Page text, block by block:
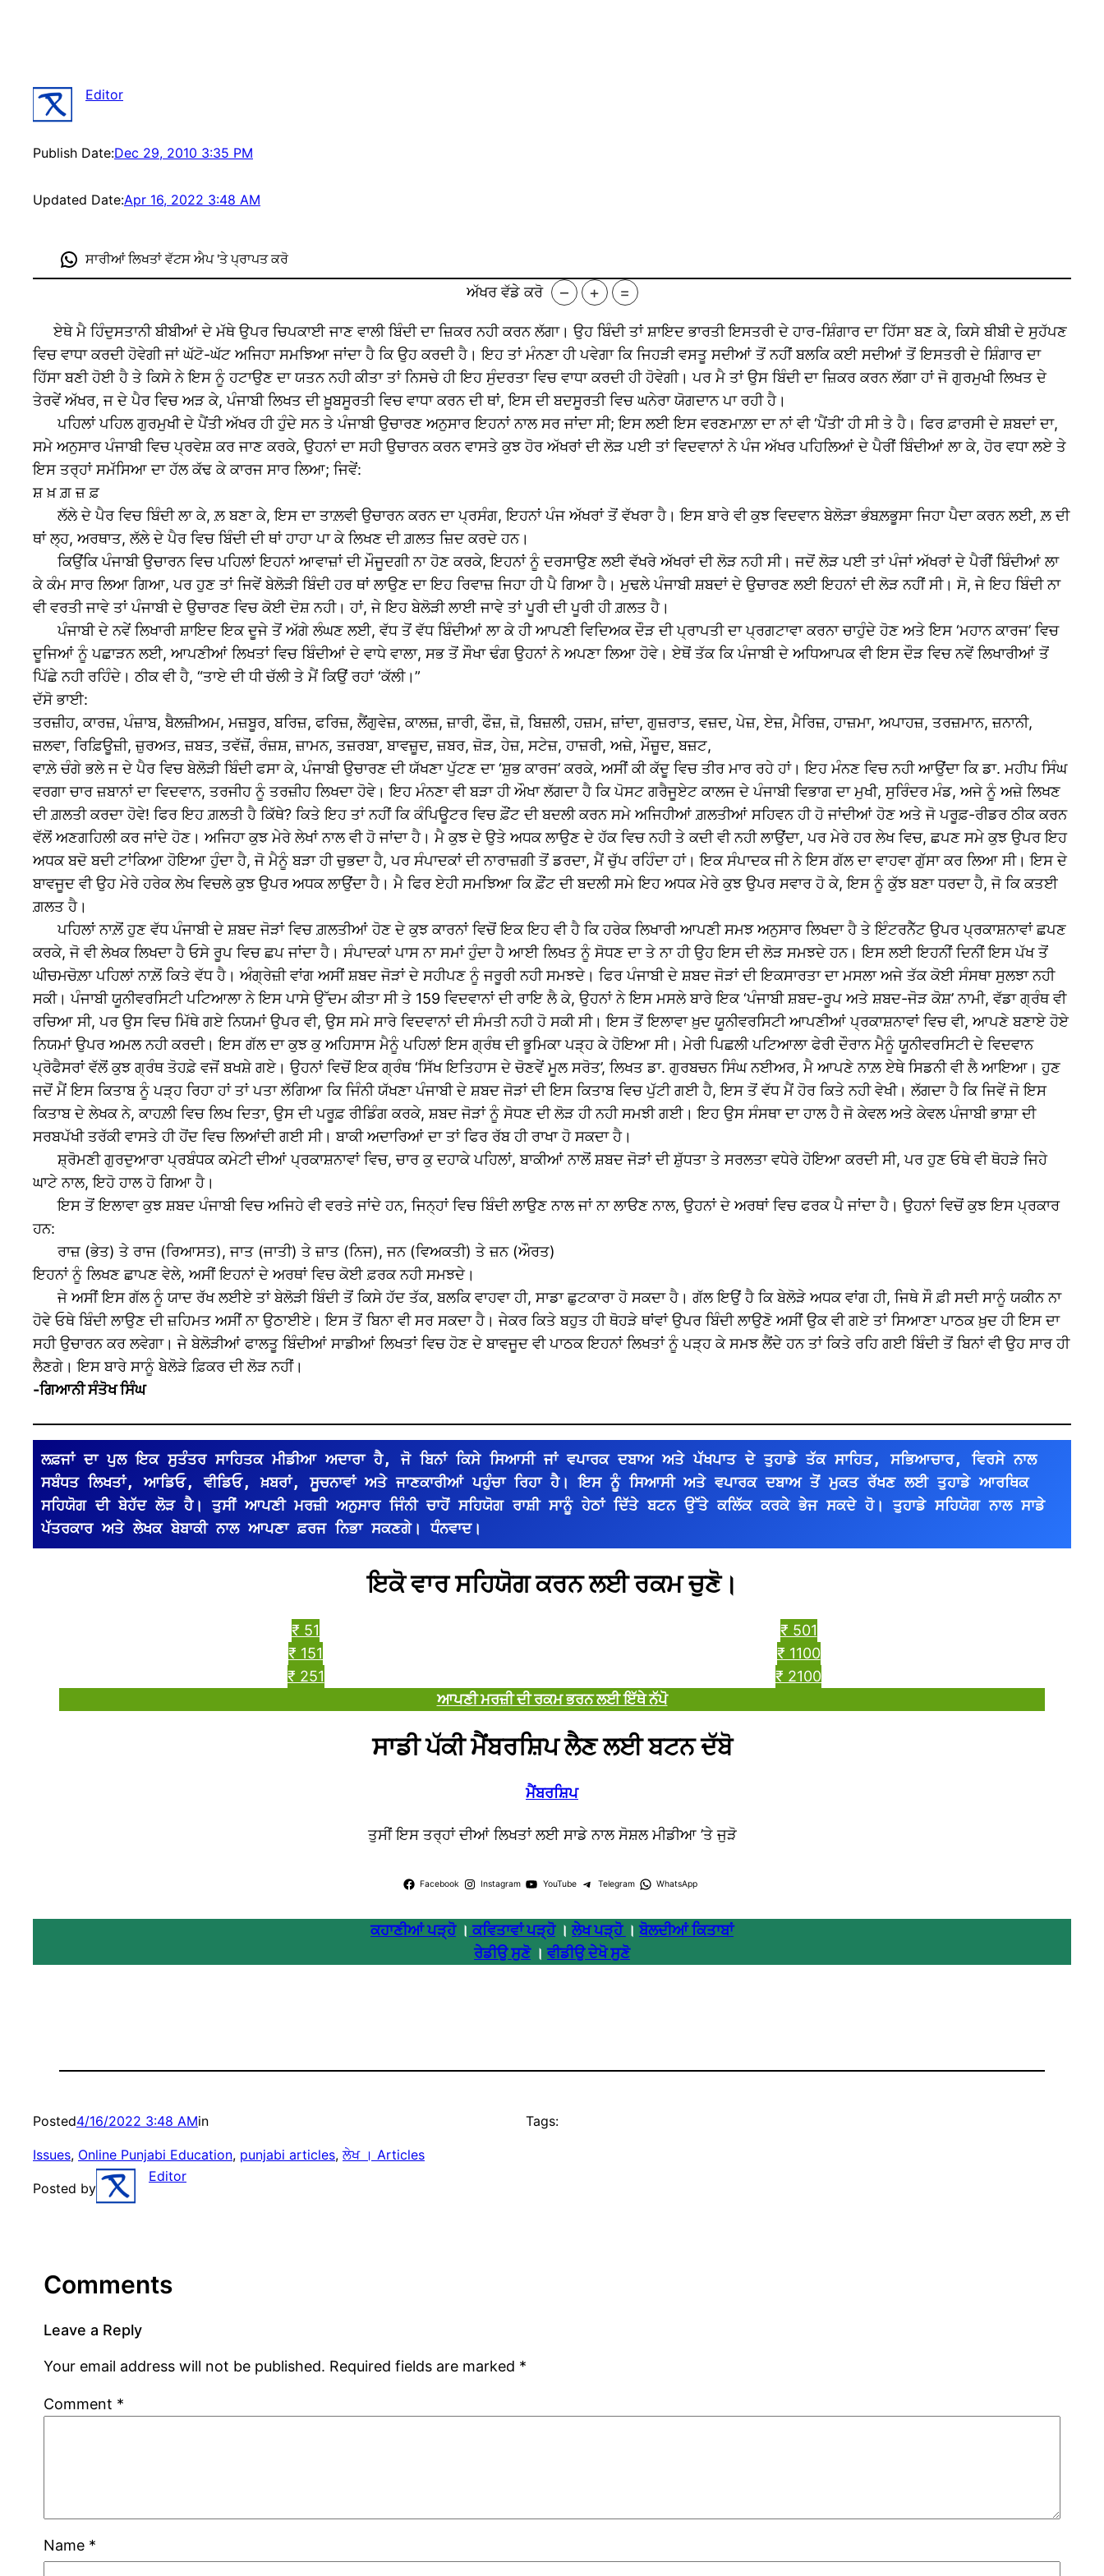
Editor
Publish Date:Dec 29, 2010 3:35 PM
Updated Date:Apr 16, 2022 3:48 AM
ਸਾਰੀਆਂ ਲਿਖਤਾਂ ਵੱਟਸ ਐਪ 'ਤੇ ਪ੍ਰਾਪਤ ਕਰੋ
ਅੱਖਰ ਵੱਡੇ ਕਰੋ – + =
ਏਥੇ ਮੈ ਹਿੰਦੁਸਤਾਨੀ ਬੀਬੀਆਂ ਦੇ ਮੱਥੇ ਉਪਰ ਚਿਪਕਾਈ ਜਾਣ ਵਾਲੀ ਬਿੰਦੀ ਦਾ ਜ਼ਿਕਰ ਨਹੀ ਕਰਨ ਲੱਗਾ। ਉਹ ਬਿੰਦੀ ਤਾਂ ਸ਼ਾਇਦ ਭਾਰਤੀ ਇਸਤਰੀ ਦੇ ਹਾਰ-ਸ਼ਿੰਗਾਰ ਦਾ ਹਿੱਸਾ ਬਣ ਕੇ, ਕਿਸੇ ਬੀਬੀ ਦੇ ਸੁਹੱਪਣ
ਵਿਚ ਵਾਧਾ ਕਰਦੀ ਹੋਵੇਗੀ ਜਾਂ ਘੱਟੋ-ਘੱਟ ਅਜਿਹਾ ਸਮਝਿਆ ਜਾਂਦਾ ਹੈ ਕਿ ਉਹ ਕਰਦੀ ਹੈ। ਇਹ ਤਾਂ ਮੰਨਣਾ ਹੀ ਪਵੇਗਾ ਕਿ ਜਿਹੜੀ ਵਸਤੂ ਸਦੀਆਂ ਤੋਂ ਨਹੀਂ ਬਲਕਿ ਕਈ ਸਦੀਆਂ ਤੋਂ ਇਸਤਰੀ ਦੇ ਸ਼ਿੰਗਾਰ ਦਾ
ਹਿੱਸਾ ਬਣੀ ਹੋਈ ਹੈ ਤੇ ਕਿਸੇ ਨੇ ਇਸ ਨੂੰ ਹਟਾਉਣ ਦਾ ਯਤਨ ਨਹੀ ਕੀਤਾ ਤਾਂ ਨਿਸਚੇ ਹੀ ਇਹ ਸੁੰਦਰਤਾ ਵਿਚ ਵਾਧਾ ਕਰਦੀ ਹੀ ਹੋਵੇਗੀ। ਪਰ ਮੈ ਤਾਂ ਉਸ ਬਿੰਦੀ ਦਾ ਜ਼ਿਕਰ ਕਰਨ ਲੱਗਾ ਹਾਂ ਜੋ ਗੁਰਮੁਖੀ ਲਿਖਤ ਦੇ
ਤੇਰਵੇਂ ਅੱਖਰ, ਜ ਦੇ ਪੈਰ ਵਿਚ ਅੜ ਕੇ, ਪੰਜਾਬੀ ਲਿਖਤ ਦੀ ਖ਼ੂਬਸੂਰਤੀ ਵਿਚ ਵਾਧਾ ਕਰਨ ਦੀ ਥਾਂ, ਇਸ ਦੀ ਬਦਸੂਰਤੀ ਵਿਚ ਘਨੇਰਾ ਯੋਗਦਾਨ ਪਾ ਰਹੀ ਹੈ।
ਪਹਿਲਾਂ ਪਹਿਲ ਗੁਰਮੁਖੀ ਦੇ ਪੈਂਤੀ ਅੱਖਰ ਹੀ ਹੁੰਦੇ ਸਨ ਤੇ ਪੰਜਾਬੀ ਉਚਾਰਣ ਅਨੁਸਾਰ ਇਹਨਾਂ ਨਾਲ ਸਰ ਜਾਂਦਾ ਸੀ; ਇਸ ਲਈ ਇਸ ਵਰਣਮਾਲ਼ਾ ਦਾ ਨਾਂ ਵੀ ‘ਪੈਂਤੀ’ ਹੀ ਸੀ ਤੇ ਹੈ। ਫਿਰ ਫ਼ਾਰਸੀ ਦੇ ਸ਼ਬਦਾਂ ਦਾ,
ਸਮੇ ਅਨੁਸਾਰ ਪੰਜਾਬੀ ਵਿਚ ਪ੍ਰਵੇਸ਼ ਕਰ ਜਾਣ ਕਰਕੇ, ਉਹਨਾਂ ਦਾ ਸਹੀ ਉਚਾਰਨ ਕਰਨ ਵਾਸਤੇ ਕੁਝ ਹੋਰ ਅੱਖਰਾਂ ਦੀ ਲੋੜ ਪਈ ਤਾਂ ਵਿਦਵਾਨਾਂ ਨੇ ਪੰਜ ਅੱਖਰ ਪਹਿਲਿਆਂ ਦੇ ਪੈਰੀਂ ਬਿੰਦੀਆਂ ਲਾ ਕੇ, ਹੋਰ ਵਧਾ ਲਏ ਤੇ
ਇਸ ਤਰ੍ਹਾਂ ਸਮੱਸਿਆ ਦਾ ਹੱਲ ਕੱਢ ਕੇ ਕਾਰਜ ਸਾਰ ਲਿਆ; ਜਿਵੇਂ:
ਸ਼ ਖ਼ ਗ਼ ਜ਼ ਫ਼
ਲੱਲੇ ਦੇ ਪੈਰ ਵਿਚ ਬਿੰਦੀ ਲਾ ਕੇ, ਲ਼ ਬਣਾ ਕੇ, ਇਸ ਦਾ ਤਾਲ਼ਵੀ ਉਚਾਰਨ ਕਰਨ ਦਾ ਪ੍ਰਸੰਗ, ਇਹਨਾਂ ਪੰਜ ਅੱਖਰਾਂ ਤੋਂ ਵੱਖਰਾ ਹੈ। ਇਸ ਬਾਰੇ ਵੀ ਕੁਝ ਵਿਦਵਾਨ ਬੇਲੋੜਾ ਭੰਬਲ਼ਭੂਸਾ ਜਿਹਾ ਪੈਦਾ ਕਰਨ ਲਈ, ਲ਼ ਦੀ
ਥਾਂ ਲ੍ਹ, ਅਰਥਾਤ, ਲੱਲੇ ਦੇ ਪੈਰ ਵਿਚ ਬਿੰਦੀ ਦੀ ਥਾਂ ਹਾਹਾ ਪਾ ਕੇ ਲਿਖਣ ਦੀ ਗ਼ਲਤ ਜ਼ਿਦ ਕਰਦੇ ਹਨ।
ਕਿਉਂਕਿ ਪੰਜਾਬੀ ਉਚਾਰਨ ਵਿਚ ਪਹਿਲਾਂ ਇਹਨਾਂ ਆਵਾਜ਼ਾਂ ਦੀ ਮੌਜੂਦਗੀ ਨਾ ਹੋਣ ਕਰਕੇ, ਇਹਨਾਂ ਨੂੰ ਦਰਸਾਉਣ ਲਈ ਵੱਖਰੇ ਅੱਖਰਾਂ ਦੀ ਲੋੜ ਨਹੀ ਸੀ। ਜਦੋਂ ਲੋੜ ਪਈ ਤਾਂ ਪੰਜਾਂ ਅੱਖਰਾਂ ਦੇ ਪੈਰੀਂ ਬਿੰਦੀਆਂ ਲਾ
ਕੇ ਕੰਮ ਸਾਰ ਲਿਆ ਗਿਆ, ਪਰ ਹੁਣ ਤਾਂ ਜਿਵੇਂ ਬੇਲੋੜੀ ਬਿੰਦੀ ਹਰ ਥਾਂ ਲਾਉਣ ਦਾ ਇਹ ਰਿਵਾਜ਼ ਜਿਹਾ ਹੀ ਪੈ ਗਿਆ ਹੈ। ਮੁਢਲੇ ਪੰਜਾਬੀ ਸ਼ਬਦਾਂ ਦੇ ਉਚਾਰਣ ਲਈ ਇਹਨਾਂ ਦੀ ਲੋੜ ਨਹੀਂ ਸੀ। ਸੋ, ਜੇ ਇਹ ਬਿੰਦੀ ਨਾ
ਵੀ ਵਰਤੀ ਜਾਵੇ ਤਾਂ ਪੰਜਾਬੀ ਦੇ ਉਚਾਰਣ ਵਿਚ ਕੋਈ ਦੋਸ਼ ਨਹੀ। ਹਾਂ, ਜੇ ਇਹ ਬੇਲੋੜੀ ਲਾਈ ਜਾਵੇ ਤਾਂ ਪੂਰੀ ਦੀ ਪੂਰੀ ਹੀ ਗ਼ਲਤ ਹੈ।
ਪੰਜਾਬੀ ਦੇ ਨਵੇਂ ਲਿਖਾਰੀ ਸ਼ਾਇਦ ਇਕ ਦੂਜੇ ਤੋਂ ਅੱਗੇ ਲੰਘਣ ਲਈ, ਵੱਧ ਤੋਂ ਵੱਧ ਬਿੰਦੀਆਂ ਲਾ ਕੇ ਹੀ ਆਪਣੀ ਵਿਦਿਅਕ ਦੌੜ ਦੀ ਪ੍ਰਾਪਤੀ ਦਾ ਪ੍ਰਗਟਾਵਾ ਕਰਨਾ ਚਾਹੁੰਦੇ ਹੋਣ ਅਤੇ ਇਸ ‘ਮਹਾਨ ਕਾਰਜ’ ਵਿਚ
ਦੂਜਿਆਂ ਨੂੰ ਪਛਾੜਨ ਲਈ, ਆਪਣੀਆਂ ਲਿਖਤਾਂ ਵਿਚ ਬਿੰਦੀਆਂ ਦੇ ਵਾਧੇ ਵਾਲਾ, ਸਭ ਤੋਂ ਸੌਖਾ ਢੰਗ ਉਹਨਾਂ ਨੇ ਅਪਣਾ ਲਿਆ ਹੋਵੇ। ਏਥੋਂ ਤੱਕ ਕਿ ਪੰਜਾਬੀ ਦੇ ਅਧਿਆਪਕ ਵੀ ਇਸ ਦੌੜ ਵਿਚ ਨਵੇਂ ਲਿਖਾਰੀਆਂ ਤੋਂ
ਪਿੱਛੇ ਨਹੀ ਰਹਿੰਦੇ। ਠੀਕ ਵੀ ਹੈ, “ਤਾਏ ਦੀ ਧੀ ਚੱਲੀ ਤੇ ਮੈਂ ਕਿਉਂ ਰਹਾਂ ‘ਕੱਲੀ।”
ਦੱਸੋ ਭਾਈ:
ਤਰਜ਼ੀਹ, ਕਾਰਜ਼, ਪੰਜ਼ਾਬ, ਬੈਲਜ਼ੀਅਮ, ਮਜ਼ਬੂਰ, ਬਰਿਜ਼, ਫਰਿਜ਼, ਲੈਂਗੁਵੇਜ਼, ਕਾਲਜ਼, ਜ਼ਾਰੀ, ਫੌਜ਼, ਜ਼ੋ, ਬਿਜ਼ਲੀ, ਹਜ਼ਮ, ਜ਼ਾਂਦਾ, ਗੁਜ਼ਰਾਤ, ਵਜ਼ਦ, ਪੇਜ਼, ਏਜ਼, ਮੈਰਿਜ਼, ਹਾਜ਼ਮਾ, ਅਪਾਹਜ਼, ਤਰਜ਼ਮਾਨ, ਜ਼ਨਾਨੀ,
ਜ਼ਲਵਾ, ਰਿਫ਼ਿਊਜ਼ੀ, ਜ਼ੁਰਅਤ, ਜ਼ਬਤ, ਤਵੱਜ਼ੋਂ, ਰੰਜ਼ਸ਼, ਜ਼ਾਮਨ, ਤਜ਼ਰਬਾ, ਬਾਵਜ਼ੂਦ, ਜ਼ਬਰ, ਜ਼ੋੜ, ਹੇਜ਼, ਸਟੇਜ਼, ਹਾਜ਼ਰੀ, ਅਜ਼ੇ, ਮੌਜ਼ੂਦ, ਬਜ਼ਟ,
ਵਾਲ਼ੇ ਚੰਗੇ ਭਲੇ ਜ ਦੇ ਪੈਰ ਵਿਚ ਬੇਲੋੜੀ ਬਿੰਦੀ ਫਸਾ ਕੇ, ਪੰਜਾਬੀ ਉਚਾਰਣ ਦੀ ਯੱਖਣਾ ਪੁੱਟਣ ਦਾ ‘ਸ਼ੁਭ ਕਾਰਜ’ ਕਰਕੇ, ਅਸੀਂ ਕੀ ਕੱਦੂ ਵਿਚ ਤੀਰ ਮਾਰ ਰਹੇ ਹਾਂ। ਇਹ ਮੰਨਣ ਵਿਚ ਨਹੀ ਆਉਂਦਾ ਕਿ ਡਾ. ਮਹੀਪ ਸਿੰਘ
ਵਰਗਾ ਚਾਰ ਜ਼ਬਾਨਾਂ ਦਾ ਵਿਦਵਾਨ, ਤਰਜੀਹ ਨੂੰ ਤਰਜ਼ੀਹ ਲਿਖਦਾ ਹੋਵੇ। ਇਹ ਮੰਨਣਾ ਵੀ ਬੜਾ ਹੀ ਔਖਾ ਲੱਗਦਾ ਹੈ ਕਿ ਪੋਸਟ ਗਰੈਜੂਏਟ ਕਾਲਜ ਦੇ ਪੰਜਾਬੀ ਵਿਭਾਗ ਦਾ ਮੁਖੀ, ਸੁਰਿੰਦਰ ਮੰਡ, ਅਜੇ ਨੂੰ ਅਜ਼ੇ ਲਿਖਣ
ਦੀ ਗ਼ਲਤੀ ਕਰਦਾ ਹੋਵੇ! ਫਿਰ ਇਹ ਗ਼ਲਤੀ ਹੈ ਕਿੱਥੇ? ਕਿਤੇ ਇਹ ਤਾਂ ਨਹੀਂ ਕਿ ਕੰਪਿਊਟਰ ਵਿਚ ਫ਼ੌਂਟ ਦੀ ਬਦਲੀ ਕਰਨ ਸਮੇ ਅਜਿਹੀਆਂ ਗ਼ਲਤੀਆਂ ਸਹਿਵਨ ਹੀ ਹੋ ਜਾਂਦੀਆਂ ਹੋਣ ਅਤੇ ਜੋ ਪਰੂਫ਼-ਰੀਡਰ ਠੀਕ ਕਰਨ
ਵੱਲੋਂ ਅਣਗਹਿਲੀ ਕਰ ਜਾਂਦੇ ਹੋਣ। ਅਜਿਹਾ ਕੁਝ ਮੇਰੇ ਲੇਖਾਂ ਨਾਲ ਵੀ ਹੋ ਜਾਂਦਾ ਹੈ। ਮੈ ਕੁਝ ਦੇ ਉਤੇ ਅਧਕ ਲਾਉਣ ਦੇ ਹੱਕ ਵਿਚ ਨਹੀ ਤੇ ਕਦੀ ਵੀ ਨਹੀ ਲਾਉਂਦਾ, ਪਰ ਮੇਰੇ ਹਰ ਲੇਖ ਵਿਚ, ਛਪਣ ਸਮੇ ਕੁਝ ਉਪਰ ਇਹ
ਅਧਕ ਬਦੋ ਬਦੀ ਟਾਂਕਿਆ ਹੋਇਆ ਹੁੰਦਾ ਹੈ, ਜੋ ਮੈਨੂੰ ਬੜਾ ਹੀ ਚੁਭਦਾ ਹੈ, ਪਰ ਸੰਪਾਦਕਾਂ ਦੀ ਨਾਰਾਜ਼ਗੀ ਤੋਂ ਡਰਦਾ, ਮੈਂ ਚੁੱਪ ਰਹਿੰਦਾ ਹਾਂ। ਇਕ ਸੰਪਾਦਕ ਜੀ ਨੇ ਇਸ ਗੱਲ ਦਾ ਵਾਹਵਾ ਗੁੱਸਾ ਕਰ ਲਿਆ ਸੀ। ਇਸ ਦੇ
ਬਾਵਜੂਦ ਵੀ ਉਹ ਮੇਰੇ ਹਰੇਕ ਲੇਖ ਵਿਚਲੇ ਕੁਝ ਉਪਰ ਅਧਕ ਲਾਉਂਦਾ ਹੈ। ਮੈ ਫਿਰ ਏਹੀ ਸਮਝਿਆ ਕਿ ਫ਼ੌਂਟ ਦੀ ਬਦਲੀ ਸਮੇ ਇਹ ਅਧਕ ਮੇਰੇ ਕੁਝ ਉਪਰ ਸਵਾਰ ਹੋ ਕੇ, ਇਸ ਨੂੰ ਕੁੱਝ ਬਣਾ ਧਰਦਾ ਹੈ, ਜੋ ਕਿ ਕਤਈ
ਗ਼ਲਤ ਹੈ।
ਪਹਿਲਾਂ ਨਾਲ਼ੋਂ ਹੁਣ ਵੱਧ ਪੰਜਾਬੀ ਦੇ ਸ਼ਬਦ ਜੋੜਾਂ ਵਿਚ ਗ਼ਲਤੀਆਂ ਹੋਣ ਦੇ ਕੁਝ ਕਾਰਨਾਂ ਵਿਚੋਂ ਇਕ ਇਹ ਵੀ ਹੈ ਕਿ ਹਰੇਕ ਲਿਖਾਰੀ ਆਪਣੀ ਸਮਝ ਅਨੁਸਾਰ ਲਿਖਦਾ ਹੈ ਤੇ ਇੰਟਰਨੈੱਟ ਉਪਰ ਪ੍ਰਕਾਸ਼ਨਾਵਾਂ ਛਪਣ
ਕਰਕੇ, ਜੋ ਵੀ ਲੇਖਕ ਲਿਖਦਾ ਹੈ ਓਸੇ ਰੂਪ ਵਿਚ ਛਪ ਜਾਂਦਾ ਹੈ। ਸੰਪਾਦਕਾਂ ਪਾਸ ਨਾ ਸਮਾਂ ਹੁੰਦਾ ਹੈ ਆਈ ਲਿਖਤ ਨੂੰ ਸੋਧਣ ਦਾ ਤੇ ਨਾ ਹੀ ਉਹ ਇਸ ਦੀ ਲੋੜ ਸਮਝਦੇ ਹਨ। ਇਸ ਲਈ ਇਹਨੀਂ ਦਿਨੀਂ ਇਸ ਪੱਖ ਤੋਂ
ਘੀਚਮਚੋਲ਼ਾ ਪਹਿਲਾਂ ਨਾਲ਼ੋਂ ਕਿਤੇ ਵੱਧ ਹੈ। ਅੰਗ੍ਰੇਜ਼ੀ ਵਾਂਗ ਅਸੀਂ ਸ਼ਬਦ ਜੋੜਾਂ ਦੇ ਸਹੀਪਣ ਨੂੰ ਜਰੂਰੀ ਨਹੀ ਸਮਝਦੇ। ਫਿਰ ਪੰਜਾਬੀ ਦੇ ਸ਼ਬਦ ਜੋੜਾਂ ਦੀ ਇਕਸਾਰਤਾ ਦਾ ਮਸਲਾ ਅਜੇ ਤੱਕ ਕੋਈ ਸੰਸਥਾ ਸੁਲਝਾ ਨਹੀ
ਸਕੀ। ਪੰਜਾਬੀ ਯੂਨੀਵਰਸਿਟੀ ਪਟਿਆਲਾ ਨੇ ਇਸ ਪਾਸੇ ਉੱਦਮ ਕੀਤਾ ਸੀ ਤੇ 159 ਵਿਦਵਾਨਾਂ ਦੀ ਰਾਇ ਲੈ ਕੇ, ਉਹਨਾਂ ਨੇ ਇਸ ਮਸਲੇ ਬਾਰੇ ਇਕ ‘ਪੰਜਾਬੀ ਸ਼ਬਦ-ਰੂਪ ਅਤੇ ਸ਼ਬਦ-ਜੋੜ ਕੋਸ਼’ ਨਾਮੀ, ਵੱਡਾ ਗ੍ਰੰਥ ਵੀ
ਰਚਿਆ ਸੀ, ਪਰ ਉਸ ਵਿਚ ਮਿੱਥੇ ਗਏ ਨਿਯਮਾਂ ਉਪਰ ਵੀ, ਉਸ ਸਮੇ ਸਾਰੇ ਵਿਦਵਾਨਾਂ ਦੀ ਸੰਮਤੀ ਨਹੀ ਹੋ ਸਕੀ ਸੀ। ਇਸ ਤੋਂ ਇਲਾਵਾ ਖ਼ੁਦ ਯੂਨੀਵਰਸਿਟੀ ਆਪਣੀਆਂ ਪ੍ਰਕਾਸ਼ਨਾਵਾਂ ਵਿਚ ਵੀ, ਆਪਣੇ ਬਣਾਏ ਹੋਏ
ਨਿਯਮਾਂ ਉਪਰ ਅਮਲ ਨਹੀ ਕਰਦੀ। ਇਸ ਗੱਲ ਦਾ ਕੁਝ ਕੁ ਅਹਿਸਾਸ ਮੈਨੂੰ ਪਹਿਲਾਂ ਇਸ ਗ੍ਰੰਥ ਦੀ ਭੂਮਿਕਾ ਪੜ੍ਹ ਕੇ ਹੋਇਆ ਸੀ। ਮੇਰੀ ਪਿਛਲੀ ਪਟਿਆਲਾ ਫੇਰੀ ਦੌਰਾਨ ਮੈਨੂੰ ਯੂਨੀਵਰਸਿਟੀ ਦੇ ਵਿਦਵਾਨ
ਪ੍ਰੋਫੈਸਰਾਂ ਵੱਲੋਂ ਕੁਝ ਗ੍ਰੰਥ ਤੋਹਫ਼ੇ ਵਜੋਂ ਬਖਸ਼ੇ ਗਏ। ਉਹਨਾਂ ਵਿਚੋਂ ਇਕ ਗ੍ਰੰਥ ‘ਸਿੱਖ ਇਤਿਹਾਸ ਦੇ ਚੋਣਵੇਂ ਮੂਲ ਸਰੋਤ’, ਲਿਖਤ ਡਾ. ਗੁਰਬਚਨ ਸਿੰਘ ਨਈਅਰ, ਮੈ ਆਪਣੇ ਨਾਲ਼ ਏਥੇ ਸਿਡਨੀ ਵੀ ਲੈ ਆਇਆ। ਹੁਣ
ਜਦੋਂ ਮੈਂ ਇਸ ਕਿਤਾਬ ਨੂੰ ਪੜ੍ਹ ਰਿਹਾ ਹਾਂ ਤਾਂ ਪਤਾ ਲੱਗਿਆ ਕਿ ਜਿੰਨੀ ਯੱਖਣਾ ਪੰਜਾਬੀ ਦੇ ਸ਼ਬਦ ਜੋੜਾਂ ਦੀ ਇਸ ਕਿਤਾਬ ਵਿਚ ਪੁੱਟੀ ਗਈ ਹੈ, ਇਸ ਤੋਂ ਵੱਧ ਮੈਂ ਹੋਰ ਕਿਤੇ ਨਹੀ ਵੇਖੀ। ਲੱਗਦਾ ਹੈ ਕਿ ਜਿਵੇਂ ਜੋ ਇਸ
ਕਿਤਾਬ ਦੇ ਲੇਖਕ ਨੇ, ਕਾਹਲ਼ੀ ਵਿਚ ਲਿਖ ਦਿਤਾ, ਉਸ ਦੀ ਪਰੂਫ਼ ਰੀਡਿੰਗ ਕਰਕੇ, ਸ਼ਬਦ ਜੋੜਾਂ ਨੂੰ ਸੋਧਣ ਦੀ ਲੋੜ ਹੀ ਨਹੀ ਸਮਝੀ ਗਈ। ਇਹ ਉਸ ਸੰਸਥਾ ਦਾ ਹਾਲ ਹੈ ਜੋ ਕੇਵਲ ਅਤੇ ਕੇਵਲ ਪੰਜਾਬੀ ਭਾਸ਼ਾ ਦੀ
ਸਰਬਪੱਖੀ ਤਰੱਕੀ ਵਾਸਤੇ ਹੀ ਹੋਂਦ ਵਿਚ ਲਿਆਂਦੀ ਗਈ ਸੀ। ਬਾਕੀ ਅਦਾਰਿਆਂ ਦਾ ਤਾਂ ਫਿਰ ਰੱਬ ਹੀ ਰਾਖਾ ਹੋ ਸਕਦਾ ਹੈ।
ਸ਼੍ਰੋਮਣੀ ਗੁਰਦੁਆਰਾ ਪ੍ਰਬੰਧਕ ਕਮੇਟੀ ਦੀਆਂ ਪ੍ਰਕਾਸ਼ਨਾਵਾਂ ਵਿਚ, ਚਾਰ ਕੁ ਦਹਾਕੇ ਪਹਿਲਾਂ, ਬਾਕੀਆਂ ਨਾਲੋਂ ਸ਼ਬਦ ਜੋੜਾਂ ਦੀ ਸ਼ੁੱਧਤਾ ਤੇ ਸਰਲਤਾ ਵਧੇਰੇ ਹੋਇਆ ਕਰਦੀ ਸੀ, ਪਰ ਹੁਣ ਓਥੇ ਵੀ ਥੋਹੜੇ ਜਿਹੇ
ਘਾਟੇ ਨਾਲ, ਇਹੋ ਹਾਲ ਹੋ ਗਿਆ ਹੈ।
ਇਸ ਤੋਂ ਇਲਾਵਾ ਕੁਝ ਸ਼ਬਦ ਪੰਜਾਬੀ ਵਿਚ ਅਜਿਹੇ ਵੀ ਵਰਤੇ ਜਾਂਦੇ ਹਨ, ਜਿਨ੍ਹਾਂ ਵਿਚ ਬਿੰਦੀ ਲਾਉਣ ਨਾਲ ਜਾਂ ਨਾ ਲਾੳਣ ਨਾਲ, ਉਹਨਾਂ ਦੇ ਅਰਥਾਂ ਵਿਚ ਫਰਕ ਪੈ ਜਾਂਦਾ ਹੈ। ਉਹਨਾਂ ਵਿਚੋਂ ਕੁਝ ਇਸ ਪ੍ਰਕਾਰ
ਹਨ:
ਰਾਜ਼ (ਭੇਤ) ਤੇ ਰਾਜ (ਰਿਆਸਤ), ਜਾਤ (ਜਾਤੀ) ਤੇ ਜ਼ਾਤ (ਨਿਜ), ਜਨ (ਵਿਅਕਤੀ) ਤੇ ਜ਼ਨ (ਔਰਤ)
ਇਹਨਾਂ ਨੂੰ ਲਿਖਣ ਛਾਪਣ ਵੇਲੇ, ਅਸੀਂ ਇਹਨਾਂ ਦੇ ਅਰਥਾਂ ਵਿਚ ਕੋਈ ਫ਼ਰਕ ਨਹੀ ਸਮਝਦੇ।
ਜੇ ਅਸੀਂ ਇਸ ਗੱਲ ਨੂੰ ਯਾਦ ਰੱਖ ਲਈਏ ਤਾਂ ਬੇਲੋੜੀ ਬਿੰਦੀ ਤੋਂ ਕਿਸੇ ਹੱਦ ਤੱਕ, ਬਲਕਿ ਵਾਹਵਾ ਹੀ, ਸਾਡਾ ਛੁਟਕਾਰਾ ਹੋ ਸਕਦਾ ਹੈ। ਗੱਲ ਇਉਂ ਹੈ ਕਿ ਬੇਲੋੜੇ ਅਧਕ ਵਾਂਗ ਹੀ, ਜਿਥੇ ਸੌ ਫ਼ੀ ਸਦੀ ਸਾਨੂੰ ਯਕੀਨ ਨਾ
ਹੋਵੇ ਓਥੇ ਬਿੰਦੀ ਲਾਉਣ ਦੀ ਜ਼ਹਿਮਤ ਅਸੀਂ ਨਾ ਉਠਾਈਏ। ਇਸ ਤੋਂ ਬਿਨਾ ਵੀ ਸਰ ਸਕਦਾ ਹੈ। ਜੇਕਰ ਕਿਤੇ ਬਹੁਤ ਹੀ ਥੋਹੜੇ ਥਾਂਵਾਂ ਉਪਰ ਬਿੰਦੀ ਲਾਉਣੋ ਅਸੀਂ ਉਕ ਵੀ ਗਏ ਤਾਂ ਸਿਆਣਾ ਪਾਠਕ ਖ਼ੁਦ ਹੀ ਇਸ ਦਾ
ਸਹੀ ਉਚਾਰਨ ਕਰ ਲਵੇਗਾ। ਜੇ ਬੇਲੋੜੀਆਂ ਫਾਲਤੂ ਬਿੰਦੀਆਂ ਸਾਡੀਆਂ ਲਿਖਤਾਂ ਵਿਚ ਹੋਣ ਦੇ ਬਾਵਜੂਦ ਵੀ ਪਾਠਕ ਇਹਨਾਂ ਲਿਖਤਾਂ ਨੂੰ ਪੜ੍ਹ ਕੇ ਸਮਝ ਲੈਂਦੇ ਹਨ ਤਾਂ ਕਿਤੇ ਰਹਿ ਗਈ ਬਿੰਦੀ ਤੋਂ ਬਿਨਾਂ ਵੀ ਉਹ ਸਾਰ ਹੀ
ਲੈਣਗੇ। ਇਸ ਬਾਰੇ ਸਾਨੂੰ ਬੇਲੋੜੇ ਫ਼ਿਕਰ ਦੀ ਲੋੜ ਨਹੀਂ।
-ਗਿਆਨੀ ਸੰਤੋਖ ਸਿੰਘ
ਲਫ਼ਜਾਂ ਦਾ ਪੁਲ ਇਕ ਸੁਤੰਤਰ ਸਾਹਿਤਕ ਮੀਡੀਆ ਅਦਾਰਾ ਹੈ, ਜੋ ਬਿਨਾਂ ਕਿਸੇ ਸਿਆਸੀ ਜਾਂ ਵਪਾਰਕ ਦਬਾਅ ਅਤੇ ਪੱਖਪਾਤ ਦੇ ਤੁਹਾਡੇ ਤੱਕ ਸਾਹਿਤ, ਸਭਿਆਚਾਰ, ਵਿਰਸੇ ਨਾਲ
ਸਬੰਧਤ ਲਿਖਤਾਂ, ਆਡਿਓ, ਵੀਡਿਓ, ਖ਼ਬਰਾਂ, ਸੂਚਨਾਵਾਂ ਅਤੇ ਜਾਣਕਾਰੀਆਂ ਪਹੁੰਚਾ ਰਿਹਾ ਹੈ। ਇਸ ਨੂੰ ਸਿਆਸੀ ਅਤੇ ਵਪਾਰਕ ਦਬਾਅ ਤੋਂ ਮੁਕਤ ਰੱਖਣ ਲਈ ਤੁਹਾਡੇ ਆਰਥਿਕ
ਸਹਿਯੋਗ ਦੀ ਬੇਹੱਦ ਲੋੜ ਹੈ। ਤੁਸੀਂ ਆਪਣੀ ਮਰਜ਼ੀ ਅਨੁਸਾਰ ਜਿੰਨੀ ਚਾਹੋਂ ਸਹਿਯੋਗ ਰਾਸ਼ੀ ਸਾਨੂੰ ਹੇਠਾਂ ਦਿੱਤੇ ਬਟਨ ਉੱਤੇ ਕਲਿੱਕ ਕਰਕੇ ਭੇਜ ਸਕਦੇ ਹੋ। ਤੁਹਾਡੇ ਸਹਿਯੋਗ ਨਾਲ ਸਾਡੇ
ਪੱਤਰਕਾਰ ਅਤੇ ਲੇਖਕ ਬੇਬਾਕੀ ਨਾਲ ਆਪਣਾ ਫ਼ਰਜ ਨਿਭਾ ਸਕਣਗੇ। ਧੰਨਵਾਦ।
ਇਕੋ ਵਾਰ ਸਹਿਯੋਗ ਕਰਨ ਲਈ ਰਕਮ ਚੁਣੋ।
₹ 51
₹ 151
₹ 251
₹ 501
₹ 1100
₹ 2100
ਆਪਣੀ ਮਰਜ਼ੀ ਦੀ ਰਕਮ ਭਰਨ ਲਈ ਇੱਥੇ ਨੱਪੋ
ਸਾਡੀ ਪੱਕੀ ਮੈਂਬਰਸ਼ਿਪ ਲੈਣ ਲਈ ਬਟਨ ਦੱਬੋ
ਮੈਂਬਰਸ਼ਿਪ
ਤੁਸੀਂ ਇਸ ਤਰ੍ਹਾਂ ਦੀਆਂ ਲਿਖਤਾਂ ਲਈ ਸਾਡੇ ਨਾਲ ਸੋਸ਼ਲ ਮੀਡੀਆ ’ਤੇ ਜੁੜੋ
Facebook Instagram YouTube Telegram WhatsApp
ਕਹਾਣੀਆਂ ਪੜ੍ਹੋ। ਕਵਿਤਾਵਾਂ ਪੜ੍ਹੋ।ਲੇਖ ਪੜ੍ਹੋ । ਬੋਲਦੀਆਂ ਕਿਤਾਬਾਂ
ਰੇਡੀਉ ਸੁਣੋ। ਵੀਡੀਉ ਦੇਖੋ ਸੁਣੋ
Posted4/16/2022 3:48 AMin
Issues, Online Punjabi Education, punjabi articles, ਲੇਖ । Articles
Posted by
Editor
Tags:
Comments
Leave a Reply
Your email address will not be published. Required fields are marked *
Comment *
Name *